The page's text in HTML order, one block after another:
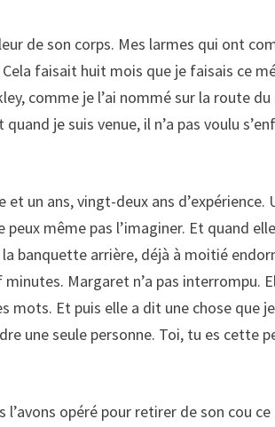
de son corps. Mes larmes qui ont
faisait huit mois que je faisais ce
comme je l’ai nommé sur la route
je suis venue, il n’a pas voulu
un ans, vingt-deux ans d’expérience.
même pas l’imaginer. Et quand
banquette arrière, déjà à moitié
Margaret n’a pas interrompu.
Et puis elle a dit une chose que
une seule personne. Toi, tu es cette
opéré pour retirer de son cou